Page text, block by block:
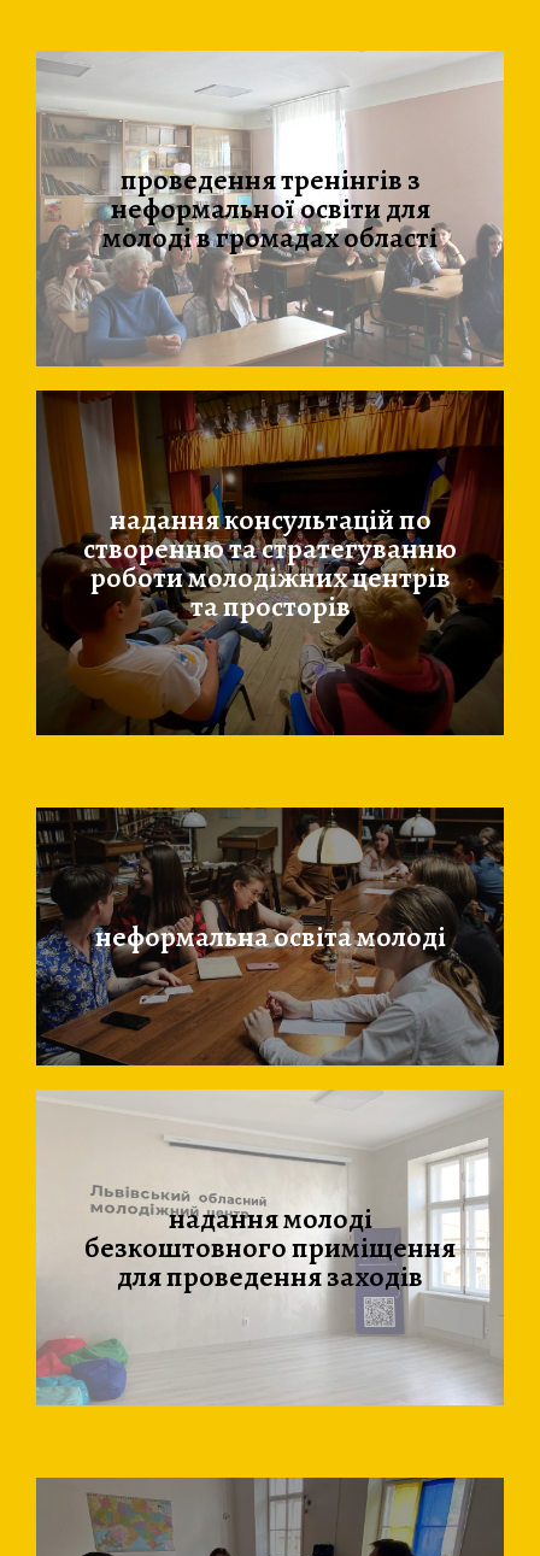
проведення тренінгів з
неформальної освіти для
молоді в громадах області​
надання консультацій по
створенню та стратегуванню
роботи молодіжних центрів
та просторів
неформальна освіта молоді
надання молоді
безкоштовного приміщення
для проведення заходів